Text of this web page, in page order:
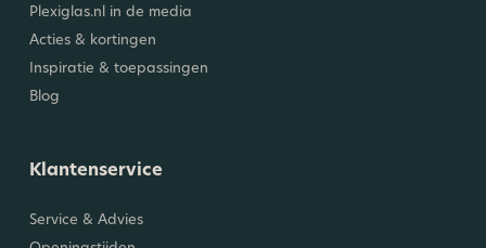
Plexiglas.nl in de media
Acties & kortingen
Inspiratie & toepassingen
Blog
Klantenservice
Service & Advies